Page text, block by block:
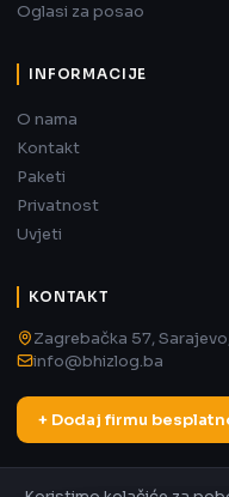
Oglasi za posao
INFORMACIJE
O nama
Kontakt
Paketi
Privatnost
Uvjeti
KONTAKT
Zagrebačka 57,
info@bhizlog.ba
+ Dodaj firmu